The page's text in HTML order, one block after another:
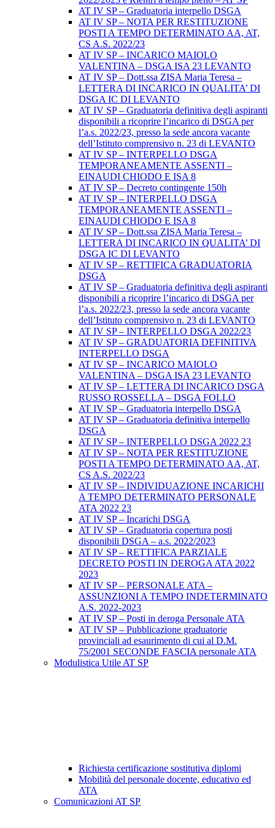
AT IV SP – Graduatoria interpello DSGA
AT IV SP – NOTA PER RESTITUZIONE
POSTI A TEMPO DETERMINATO AA, AT,
CS A.S. 2022/23
AT IV SP – INCARICO MAIOLO
VALENTINA – DSGA ISA 23 LEVANTO
AT IV SP – Dott.ssa ZISA Maria Teresa –
LETTERA DI INCARICO IN QUALITA’ DI
DSGA IC DI LEVANTO
AT IV SP – Graduatoria definitiva degli aspiranti
disponibili a ricoprire l’incarico di DSGA per
l’a.s. 2022/23, presso la sede ancora vacante
dell’Istituto comprensivo n. 23 di LEVANTO
AT IV SP – INTERPELLO DSGA
TEMPORANEAMENTE ASSENTI –
EINAUDI CHIODO E ISA 8
AT IV SP – Decreto contingente 150h
AT IV SP – INTERPELLO DSGA
TEMPORANEAMENTE ASSENTI –
EINAUDI CHIODO E ISA 8
AT IV SP – Dott.ssa ZISA Maria Teresa –
LETTERA DI INCARICO IN QUALITA’ DI
DSGA IC DI LEVANTO
AT IV SP – RETTIFICA GRADUATORIA
DSGA
AT IV SP – Graduatoria definitiva degli aspiranti
disponibili a ricoprire l’incarico di DSGA per
l’a.s. 2022/23, presso la sede ancora vacante
dell’Istituto comprensivo n. 23 di LEVANTO
AT IV SP – INTERPELLO DSGA 2022/23
AT IV SP – GRADUATORIA DEFINITIVA
INTERPELLO DSGA
AT IV SP – INCARICO MAIOLO
VALENTINA – DSGA ISA 23 LEVANTO
AT IV SP – LETTERA DI INCARICO DSGA
RUSSO ROSSELLA – DSGA FOLLO
AT IV SP – Graduatoria interpello DSGA
AT IV SP – Graduatoria definitiva interpello
DSGA
AT IV SP – INTERPELLO DSGA 2022 23
AT IV SP – NOTA PER RESTITUZIONE
POSTI A TEMPO DETERMINATO AA, AT,
CS A.S. 2022/23
AT IV SP – INDIVIDUAZIONE INCARICHI
A TEMPO DETERMINATO PERSONALE
ATA 2022 23
AT IV SP – Incarichi DSGA
AT IV SP – Graduatoria copertura posti
disponibili DSGA – a.s. 2022/2023
AT IV SP – RETTIFICA PARZIALE
DECRETO POSTI IN DEROGA ATA 2022
2023
AT IV SP – PERSONALE ATA –
ASSUNZIONI A TEMPO INDETERMINATO
A.S. 2022-2023
AT IV SP – Posti in deroga Personale ATA
AT IV SP – Pubblicazione graduatorie
provinciali ad esaurimento di cui al D.M.
75/2001 SECONDE FASCIA personale ATA
Modulistica Utile AT SP
Richiesta certificazione sostitutiva diplomi
Mobilità del personale docente, educativo ed
ATA
Comunicazioni AT SP